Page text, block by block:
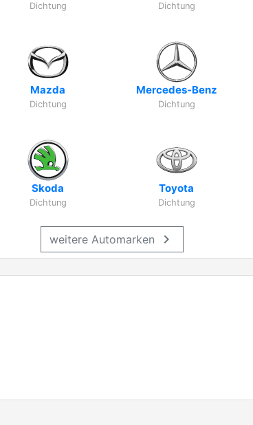
Dichtung Dichtung
Mazda
Dichtung
Mercedes-Benz
Dichtung
Skoda
Dichtung
Toyota
Dichtung
weitere Automarken chevron_right